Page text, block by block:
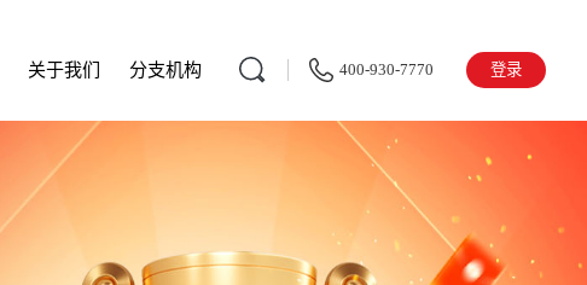
400-930-7770 登录
关于我们 分支机构